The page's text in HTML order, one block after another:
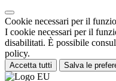
Cookie necessari per il
I cookie necessari per il
disabilitati. È possibile
policy.
Accetta tutti Salva le